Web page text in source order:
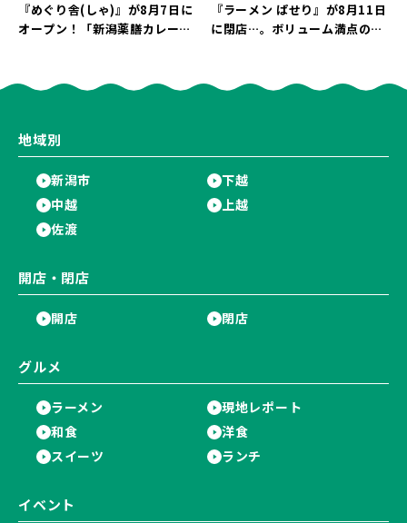
『めぐり舎(しゃ)』が8月7日に
オープン！「新潟薬膳カレー
う♪
『ラーメン ぱせり』が8月11日
に閉店…。ボリューム満点の名
地域別
新潟市
下越
中越
上越
佐渡
開店・閉店
開店 閉店
グルメ
ラーメン
現地レポート
和食
洋食
スイーツ
ランチ
イベント